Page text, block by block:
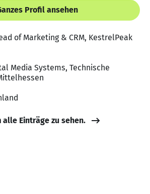
Profil ansehen
of Marketing & CRM, KestrelPeak
Media Systems, Technische
alle Einträge zu sehen.